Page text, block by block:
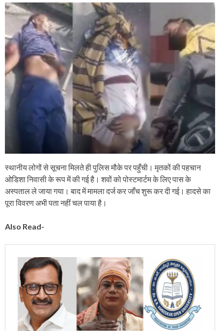
स्थानीय लोगों से सूचना मिलते ही पुलिस मौके पर पहुँची। मृतकों की पहचान
ओडिशा निवासी के रूप में की गई है। शवों को पोस्टमार्टम के लिए पास के
अस्पताल ले जाया गया। बाद में मामला दर्ज कर जाँच शुरू कर दी गई। हादसे का
पूरा विवरण अभी पता नहीं चल पाया है।
Also Read-